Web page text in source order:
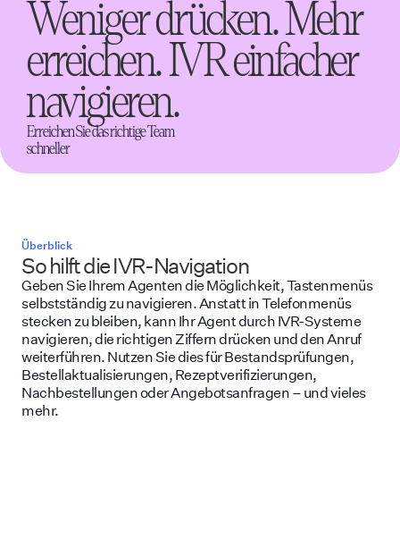
Weniger drücken. Mehr
erreichen. IVR einfacher
navigieren.
Erreichen Sie das richtige Team
schneller
Überblick
So hilft die IVR-Navigation
Geben Sie Ihrem Agenten die Möglichkeit, Tastenmenüs
selbstständig zu navigieren. Anstatt in Telefonmenüs
stecken zu bleiben, kann Ihr Agent durch IVR-Systeme
navigieren, die richtigen Ziffern drücken und den Anruf
weiterführen. Nutzen Sie dies für Bestandsprüfungen,
Bestellaktualisierungen, Rezeptverifizierungen,
Nachbestellungen oder Angebotsanfragen – und vieles
mehr.